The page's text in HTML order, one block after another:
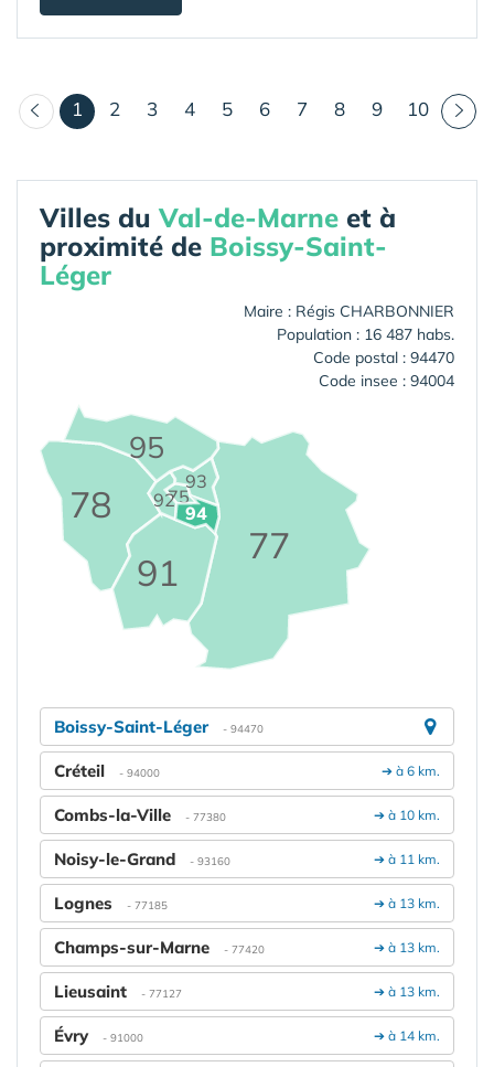
1 (courant)
2 3 4 5 6 7 8 9 10
Villes duVal-de-Marne et à
proximité de Boissy-Saint-
Léger
Maire : Régis CHARBONNIER
Population : 16 487 habs.
Code postal : 94470
Code insee : 94004
75
77
78
91
92
93
94
95
Boissy-Saint-Léger - 94470
➔ à 6 km.
Créteil - 94000
➔ à 10 km.
Combs-la-Ville - 77380
➔ à 11 km.
Noisy-le-Grand - 93160
➔ à 13 km.
Lognes - 77185
➔ à 13 km.
Champs-sur-Marne - 77420
➔ à 13 km.
Lieusaint - 77127
➔ à 14 km.
Évry - 91000